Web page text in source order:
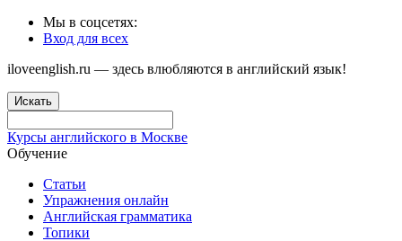
Мы в соцсетях:
Вход для всех
iloveenglish.ru — здесь влюбляются в английский язык!
Искать
Курсы английского в Москве
Обучение
Статьи
Упражнения онлайн
Английская грамматика
Топики